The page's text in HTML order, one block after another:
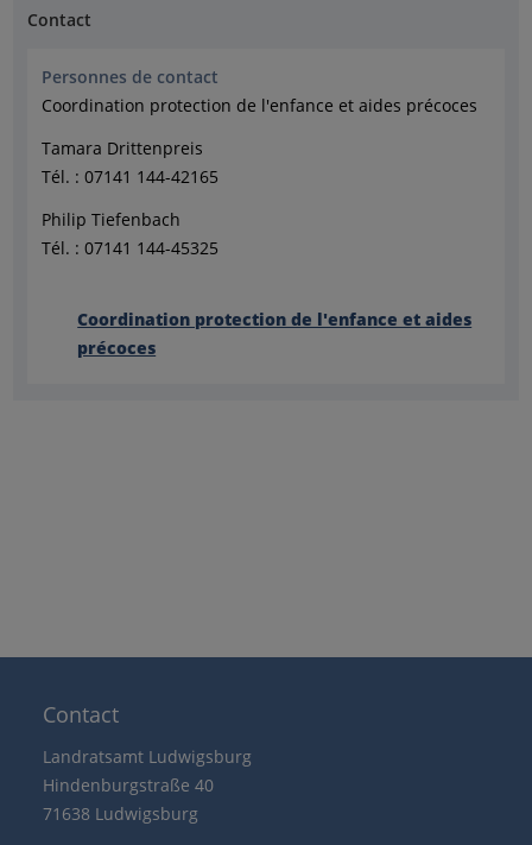
Contact
Personnes de contact
Coordination protection de l'enfance et aides précoces
Tamara Drittenpreis
Tél. : 07141 144-42165
Philip Tiefenbach
Tél. : 07141 144-45325
Coordination protection de l'enfance et aides
précoces
Contact
Landratsamt Ludwigsburg
Hindenburgstraße 40
71638 Ludwigsburg